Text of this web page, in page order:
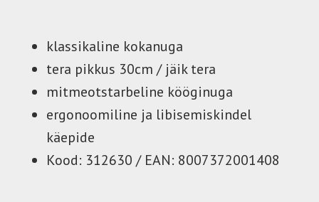
klassikaline kokanuga
tera pikkus 30cm / jäik tera
mitmeotstarbeline kööginuga
ergonoomiline ja libisemiskindel
käepide
Kood: 312630 / EAN: 8007372001408